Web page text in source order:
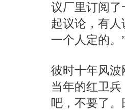
议厂里订阅了
起议论，有
一个人定的。
彼时十年风
当年的红卫
吧，不要了